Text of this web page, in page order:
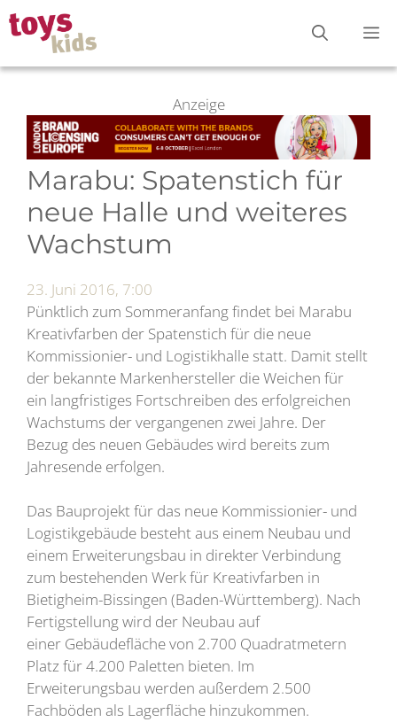
Zum
Inhalt
springen
Anzeige
Marabu: Spatenstich für
neue Halle und weiteres
Wachstum
23. Juni 2016, 7:00
Pünktlich zum Sommeranfang findet bei Marabu
Kreativfarben der Spatenstich für die neue
Kommissionier- und Logistikhalle statt. Damit stellt
der bekannte Markenhersteller die Weichen für
ein langfristiges Fortschreiben des erfolgreichen
Wachstums der vergangenen zwei Jahre. Der
Bezug des neuen Gebäudes wird bereits zum
Jahresende erfolgen.
Das Bauprojekt für das neue Kommissionier- und
Logistikgebäude besteht aus einem Neubau und
einem Erweiterungsbau in direkter Verbindung
zum bestehenden Werk für Kreativfarben in
Bietigheim-Bissingen (Baden-Württemberg). Nach
Fertigstellung wird der Neubau auf
einer Gebäudefläche von 2.700 Quadratmetern
Platz für 4.200 Paletten bieten. Im
Erweiterungsbau werden außerdem 2.500
Fachböden als Lagerfläche hinzukommen.